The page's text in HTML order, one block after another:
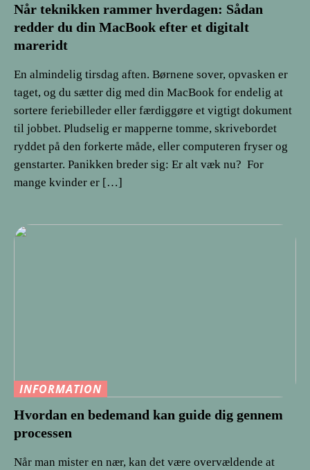
Når teknikken rammer hverdagen: Sådan
redder du din MacBook efter et digitalt
mareridt
En almindelig tirsdag aften. Børnene sover, opvasken er
taget, og du sætter dig med din MacBook for endelig at
sortere feriebilleder eller færdiggøre et vigtigt dokument
til jobbet. Pludselig er mapperne tomme, skrivebordet
ryddet på den forkerte måde, eller computeren fryser og
genstarter. Panikken breder sig: Er alt væk nu?​ ​ For
mange kvinder er […]
INFORMATION
Hvordan en bedemand kan guide dig gennem
processen
Når man mister en nær, kan det være overvældende at